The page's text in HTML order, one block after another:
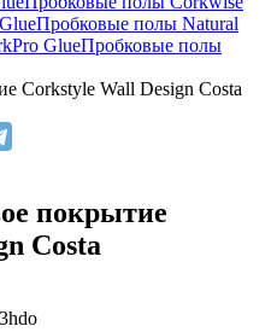
Пробковые полы Natural
GlueПробковые полы
Corkstyle Wall Design Costa
покрытие
Costa